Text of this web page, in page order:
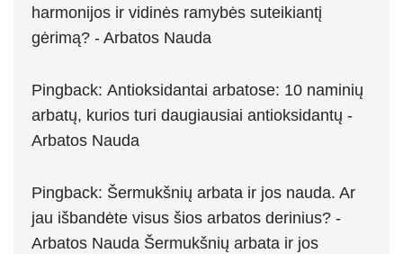
harmonijos ir vidinės ramybės suteikiantį
gėrimą? - Arbatos Nauda
Pingback: Antioksidantai arbatose: 10 naminių
arbatų, kurios turi daugiausiai antioksidantų -
Arbatos Nauda
Pingback: Šermukšnių arbata ir jos nauda. Ar
jau išbandėte visus šios arbatos derinius? -
Arbatos Nauda Šermukšnių arbata ir jos